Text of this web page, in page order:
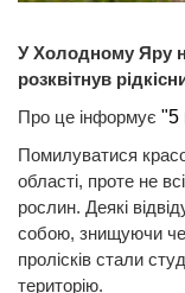
У Холодному Яру
розквітнув
Про це інформує "5
Помилуватися
області, проте не
рослин. Деякі
собою, знищуючи
пролісків стали
територію.